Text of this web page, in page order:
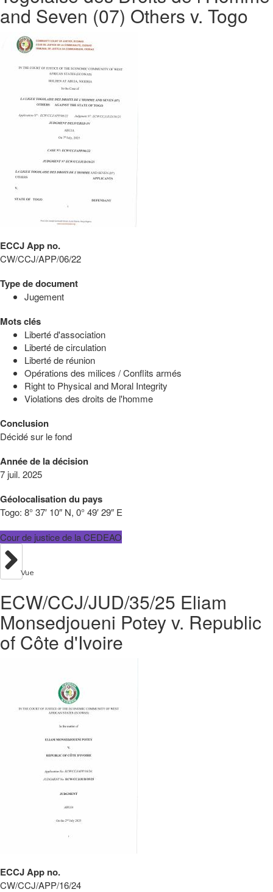
and Seven (07) Others v. Togo
ECCJ App no.
CW/CCJ/APP/06/22
Type de document
Jugement
Mots clés
Liberté d'association
Liberté de circulation
Liberté de réunion
Opérations des milices / Conflits armés
Right to Physical and Moral Integrity
Violations des droits de l'homme
Conclusion
Décidé sur le fond
Année de la décision
7 juil. 2025
Géolocalisation du pays
Togo: 8° 37′ 10″ N, 0° 49′ 29″ E
Cour de justice de la CEDEAO
Vue
ECW/CCJ/JUD/35/25 Eliam
Monsedjoueni Potey v. Republic
of Côte d'Ivoire
ECCJ App no.
CW/CCJ/APP/16/24